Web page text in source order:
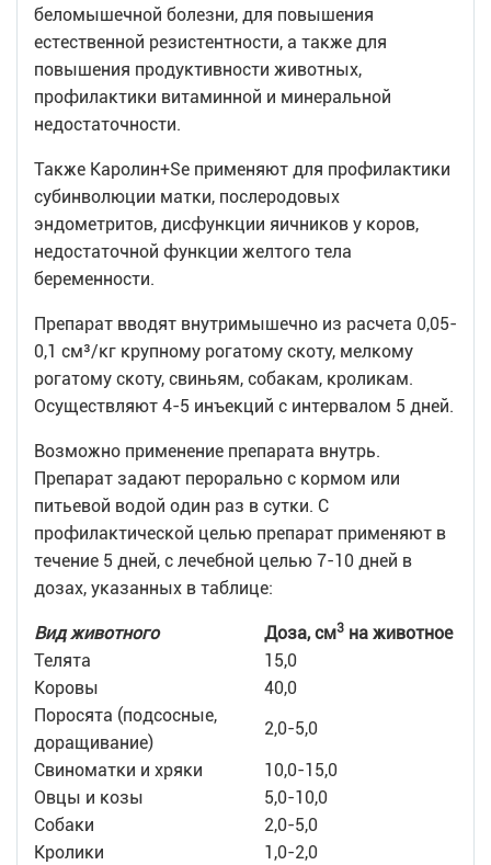
беломышечной болезни, для повышения
естественной резистентности, а также для
повышения продуктивности животных,
профилактики витаминной и минеральной
недостаточности.
Также Каролин+Se применяют для профилактики
субинволюции матки, послеродовых
эндометритов, дисфункции яичников у коров,
недостаточной функции желтого тела
беременности.
Препарат вводят внутримышечно из расчета 0,05-
0,1 см³/кг крупному рогатому скоту, мелкому
рогатому скоту, свиньям, собакам, кроликам.
Осуществляют 4-5 инъекций с интервалом 5 дней.
Возможно применение препарата внутрь.
Препарат задают перорально с кормом или
питьевой водой один раз в сутки. С
профилактической целью препарат применяют в
течение 5 дней, с лечебной целью 7-10 дней в
дозах, указанных в таблице:
Вид животного Доза, см3 на животное
Телята
15,0
Коровы
40,0
Поросята (подсосные,
доращивание)
2,0-5,0
Свиноматки и хряки
10,0-15,0
Овцы и козы
5,0-10,0
Собаки
2,0-5,0
Кролики
1,0-2,0